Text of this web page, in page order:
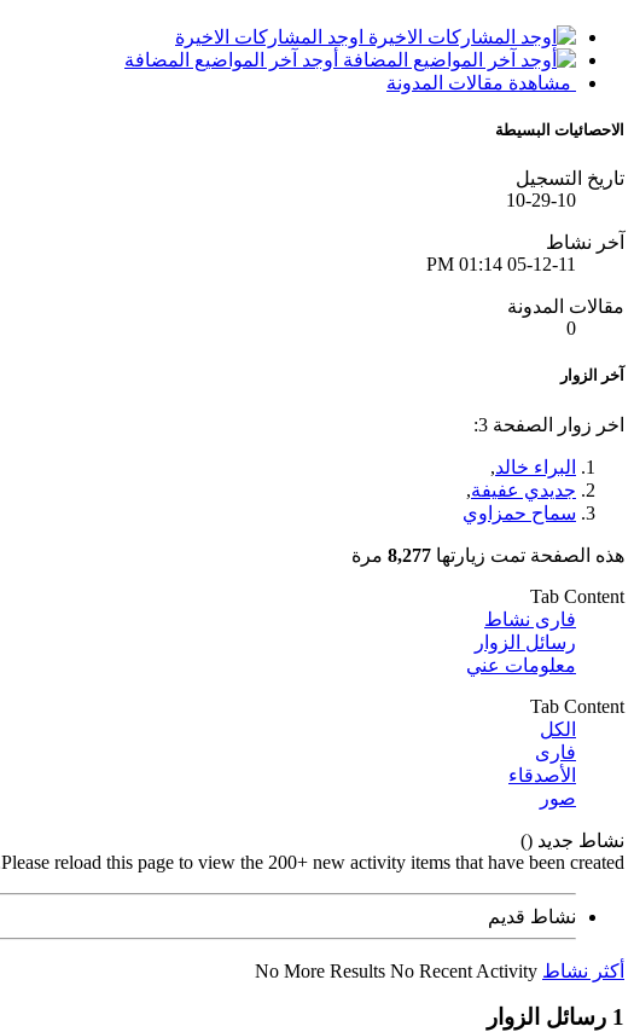
اوجد المشاركات الاخيرة
أوجد آخر المواضيع المضافة
مشاهدة مقالات المدونة
الاحصائيات البسيطة
تاريخ التسجيل
10-29-10
آخر نشاط
05-12-11
01:14 PM
مقالات المدونة
0
آخر الزوار
اخر زوار الصفحة 3:
البراء خالد,
جديدي عفيفة,
سماح حمزاوي
هذه الصفحة تمت زيارتها 8,277 مرة
Tab Content
فارى نشاط
رسائل الزوار
معلومات عني
Tab Content
الكل
فارى
الأصدقاء
صور
نشاط جديد ()
Please reload this page to view the 200+ new activity items that have been created.
نشاط قديم
أكثر نشاط No More Results No Recent Activity
1 رسائل الزوار